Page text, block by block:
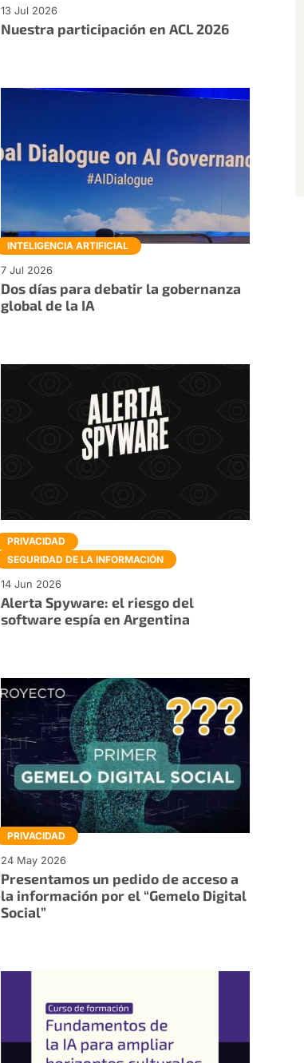
Nuestra participación en ACL 2026
13 Jul 2026
Dos días para debatir la gobernanza
global de la IA
7 Jul 2026
INTELIGENCIA ARTIFICIAL
Alerta Spyware: el riesgo del
software espía en Argentina
14 Jun 2026
PRIVACIDAD
SEGURIDAD DE LA INFORMACIÓN
Presentamos un pedido de acceso a
la información por el “Gemelo Digital
Social”
24 May 2026
PRIVACIDAD